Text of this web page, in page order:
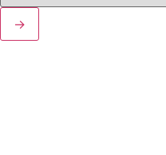
→